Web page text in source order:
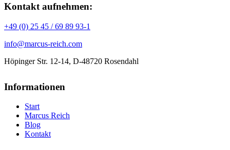
Kontakt aufnehmen:
+49 (0) 25 45 / 69 89 93-1
info@marcus-reich.com
Höpinger Str. 12-14, D-48720 Rosendahl
Informationen
Start
Marcus Reich
Blog
Kontakt